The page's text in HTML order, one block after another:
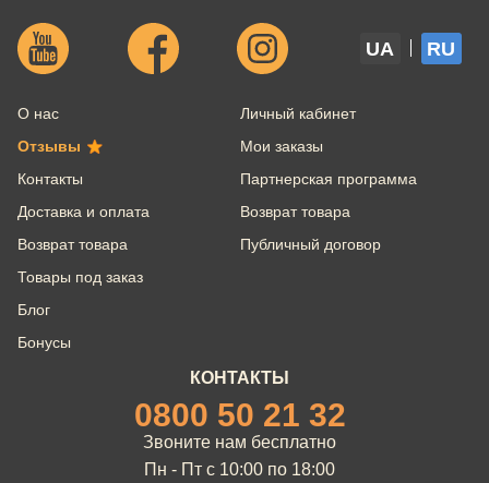
UA RU
О нас
Отзывы
Контакты
Доставка и оплата
Возврат товара
Товары под заказ
Блог
Бонусы
Личный кабинет
Мои заказы
Партнерская программа
Возврат товара
Публичный договор
КОНТАКТЫ
0800 50 21 32
Звоните нам бесплатно
Пн - Пт с 10:00 по 18:00